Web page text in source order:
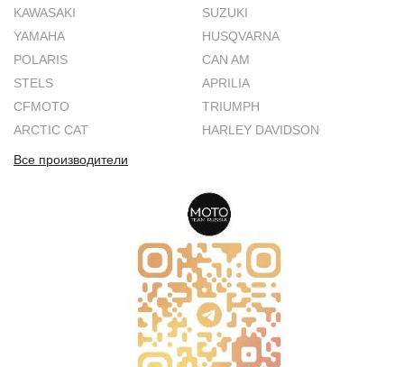
KAWASAKI
SUZUKI
YAMAHA
HUSQVARNA
POLARIS
CAN AM
STELS
APRILIA
CFMOTO
TRIUMPH
ARCTIC CAT
HARLEY DAVIDSON
Все производители